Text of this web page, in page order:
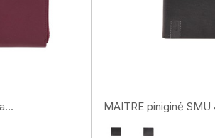
MAITRE piniginė